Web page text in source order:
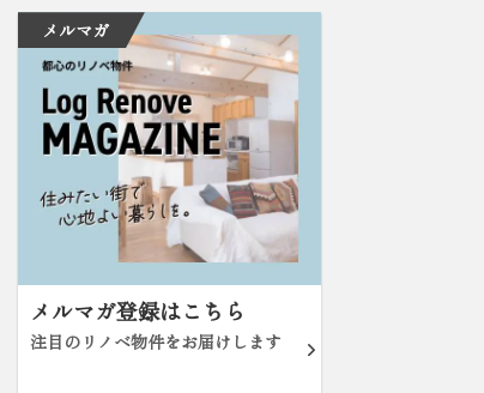
メルマガ
メルマガ登録はこちら
注目のリノベ物件をお届けします